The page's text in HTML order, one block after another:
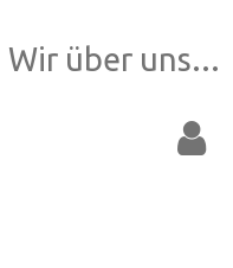
Wir über uns...